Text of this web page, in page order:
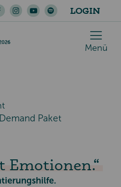
LOGIN
Menü
Paket
Emotionen.